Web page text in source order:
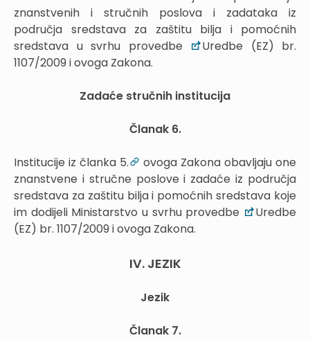
znanstvenih i stručnih poslova i zadataka iz
područja sredstava za zaštitu bilja i pomoćnih
sredstava u svrhu provedbe
Uredbe (EZ) br.
1107/2009 i ovoga Zakona.
Zadaće stručnih institucija
Članak 6.
Institucije iz članka 5.
ovoga Zakona obavljaju one
znanstvene i stručne poslove i zadaće iz područja
sredstava za zaštitu bilja i pomoćnih sredstava koje
im dodijeli Ministarstvo u svrhu provedbe
Uredbe
(EZ) br. 1107/2009 i ovoga Zakona.
IV. JEZIK
Jezik
Članak 7.